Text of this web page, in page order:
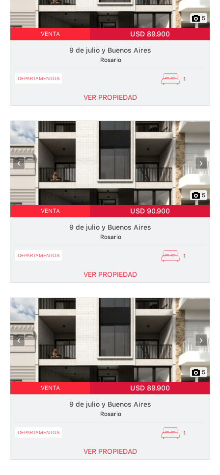
5
VENTA USD 89.900
9 de julio y Buenos Aires
Rosario
DEPARTAMENTOS 1
VER PROPIEDAD
‹ ›
5
VENTA USD 90.900
9 de julio y Buenos Aires
Rosario
DEPARTAMENTOS 1
VER PROPIEDAD
‹ ›
5
VENTA USD 89.900
9 de julio y Buenos Aires
Rosario
DEPARTAMENTOS 1
VER PROPIEDAD